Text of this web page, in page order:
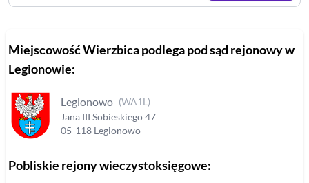
MiejscowośćWierzbicapodlega pod sąd rejonowyw
Legionowie:
Legionowo (WA1L )
Jana III Sobieskiego47
05-118 Legionowo
Pobliskie rejony wieczystoksięgowe: